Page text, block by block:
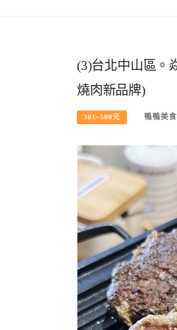
(3)台北中山區。
燒肉新品牌)
301~500元 鴨鴨美